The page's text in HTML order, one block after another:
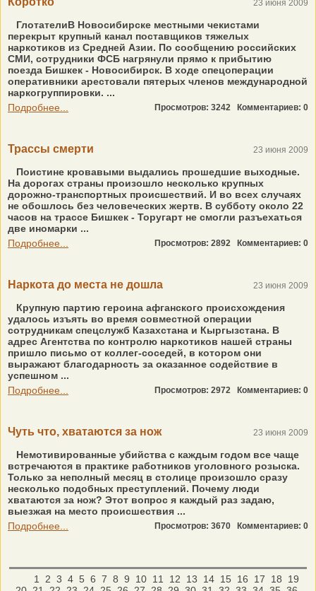
23 июня 2009
ГлотателиВ Новосибирске местными чекистами
перекрыт крупный канал поставщиков тяжелых
наркотиков из Средней Азии. По сообщению российских
СМИ, сотрудники ФСБ нагрянули прямо к прибытию
поезда Бишкек - Новосибирск. В ходе спецоперации
оперативники арестовали пятерых членов международной
наркогруппировки. ...
Подробнее...
Просмотров: 3242 Комментариев: 0
Трассы смерти 23 июня 2009
Поистине кровавыми выдались прошедшие выходные.
На дорогах страны произошло несколько крупных
дорожно-транспортных происшествий. И во всех случаях
не обошлось без человеческих жертв. В субботу около 22
часов на трассе Бишкек - Торугарт не смогли разъехаться
две иномарки ...
Подробнее...
Просмотров: 2892 Комментариев: 0
Наркота до места не дошла 23 июня 2009
Крупную партию героина афганского происхождения
удалось изъять во время совместной операции
сотрудникам спецслужб Казахстана и Кыргызстана. В
адрес Агентства по контролю наркотиков нашей страны
пришло письмо от коллег-соседей, в котором они
выражают благодарность за оказанное содействие в
успешном ...
Подробнее...
Просмотров: 2972 Комментариев: 0
Чуть что, хватаются за нож 23 июня 2009
Немотивированные убийства с каждым годом все чаще
встречаются в практике работников уголовного розыска.
Только за неполный месяц в столице произошло сразу
несколько подобных преступлений. Почему люди
хватаются за нож? Этот вопрос я каждый раз задаю,
выезжая на место происшествия ...
Подробнее...
Просмотров: 3670 Комментариев: 0
1 2 3 4 5 6 7 8 9 10 11 12 13 14 15 16 17 18
19